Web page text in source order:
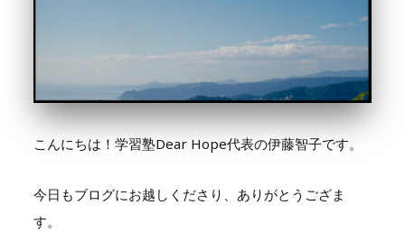
こんにちは！学習塾Dear Hope代表の伊藤智子です。
今日もブログにお越しくださり、ありがとうござま
す。